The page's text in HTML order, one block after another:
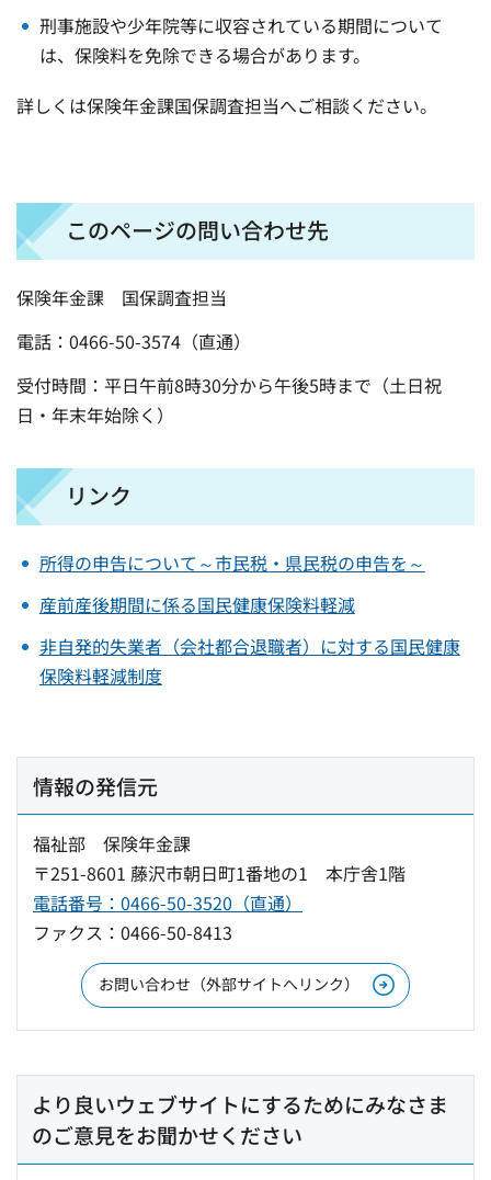
刑事施設や少年院等に収容されている期間について
は、保険料を免除できる場合があります。
詳しくは保険年金課国保調査担当へご相談ください。
このページの問い合わせ先
保険年金課 国保調査担当
電話：0466-50-3574（直通）
受付時間：平日午前8時30分から午後5時まで（土日祝
日・年末年始除く）
リンク
所得の申告について～市民税・県民税の申告を～
産前産後期間に係る国民健康保険料軽減
非自発的失業者（会社都合退職者）に対する国民健康
保険料軽減制度
情報の発信元
福祉部 保険年金課
〒251-8601 藤沢市朝日町1番地の1 本庁舎1階
電話番号：0466-50-3520（直通）
ファクス：0466-50-8413
お問い合わせ（外部サイトへリンク）
より良いウェブサイトにするためにみなさま
のご意見をお聞かせください